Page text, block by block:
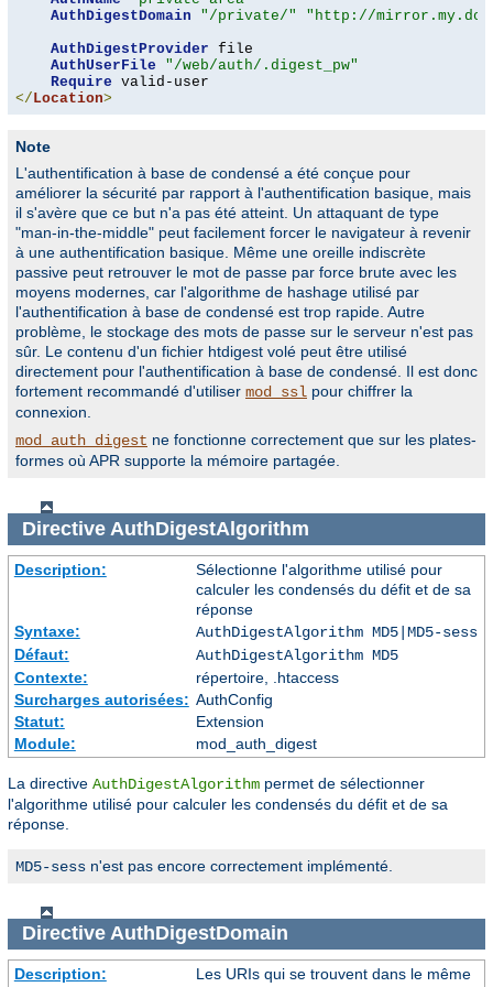
AuthDigestDomain
"/private/"
"http://
AuthDigestProvider file
AuthUserFile
"/web/auth/.digest_pw"
Require
</Location>
Note
L'authentification à base de condensé a été conçue pour
améliorer la sécurité par rapport à l'authentification basique, mais
il s'avère que ce but n'a pas été atteint. Un attaquant de type
"man-in-the-middle" peut facilement forcer le navigateur à revenir
à une authentification basique. Même une oreille indiscrète
passive peut retrouver le mot de passe par force brute avec les
moyens modernes, car l'algorithme de hashage utilisé par
l'authentification à base de condensé est trop rapide. Autre
problème, le stockage des mots de passe sur le serveur n'est pas
sûr. Le contenu d'un fichier htdigest volé peut être utilisé
directement pour l'authentification à base de condensé. Il est donc
fortement recommandé d'utiliser mod_ssl pour chiffrer la
connexion.
mod_auth_digest ne fonctionne correctement que sur les plates-
formes où APR supporte la mémoire partagée.
Directive AuthDigestAlgorithm
Description:
Sélectionne l'algorithme utilisé pour
calculer les condensés du défit et de sa
réponse
Syntaxe:
AuthDigestAlgorithm MD5|MD5-sess
Défaut:
AuthDigestAlgorithm MD5
Contexte:
répertoire, .htaccess
Surcharges autorisées: AuthConfig
Statut:
Extension
Module:
mod_auth_digest
La directive AuthDigestAlgorithm permet de sélectionner
l'algorithme utilisé pour calculer les condensés du défit et de sa
réponse.
MD5-sess n'est pas encore correctement implémenté.
Directive AuthDigestDomain
Description:
Les URIs qui se trouvent dans le même